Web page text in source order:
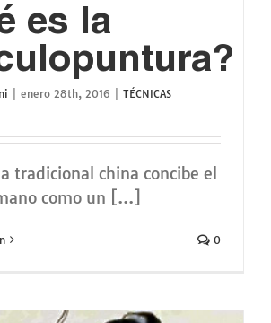
es la
enero 28th, 2016
TÉCNICAS
tradicional china concibe el
como un [...]
0